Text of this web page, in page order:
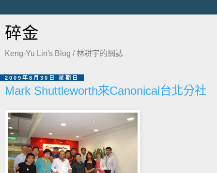
碎金
Keng-Yu Lin's Blog / 林耕宇的網誌
2009年8月30日 星期日
Mark Shuttleworth來Canonical台北分社